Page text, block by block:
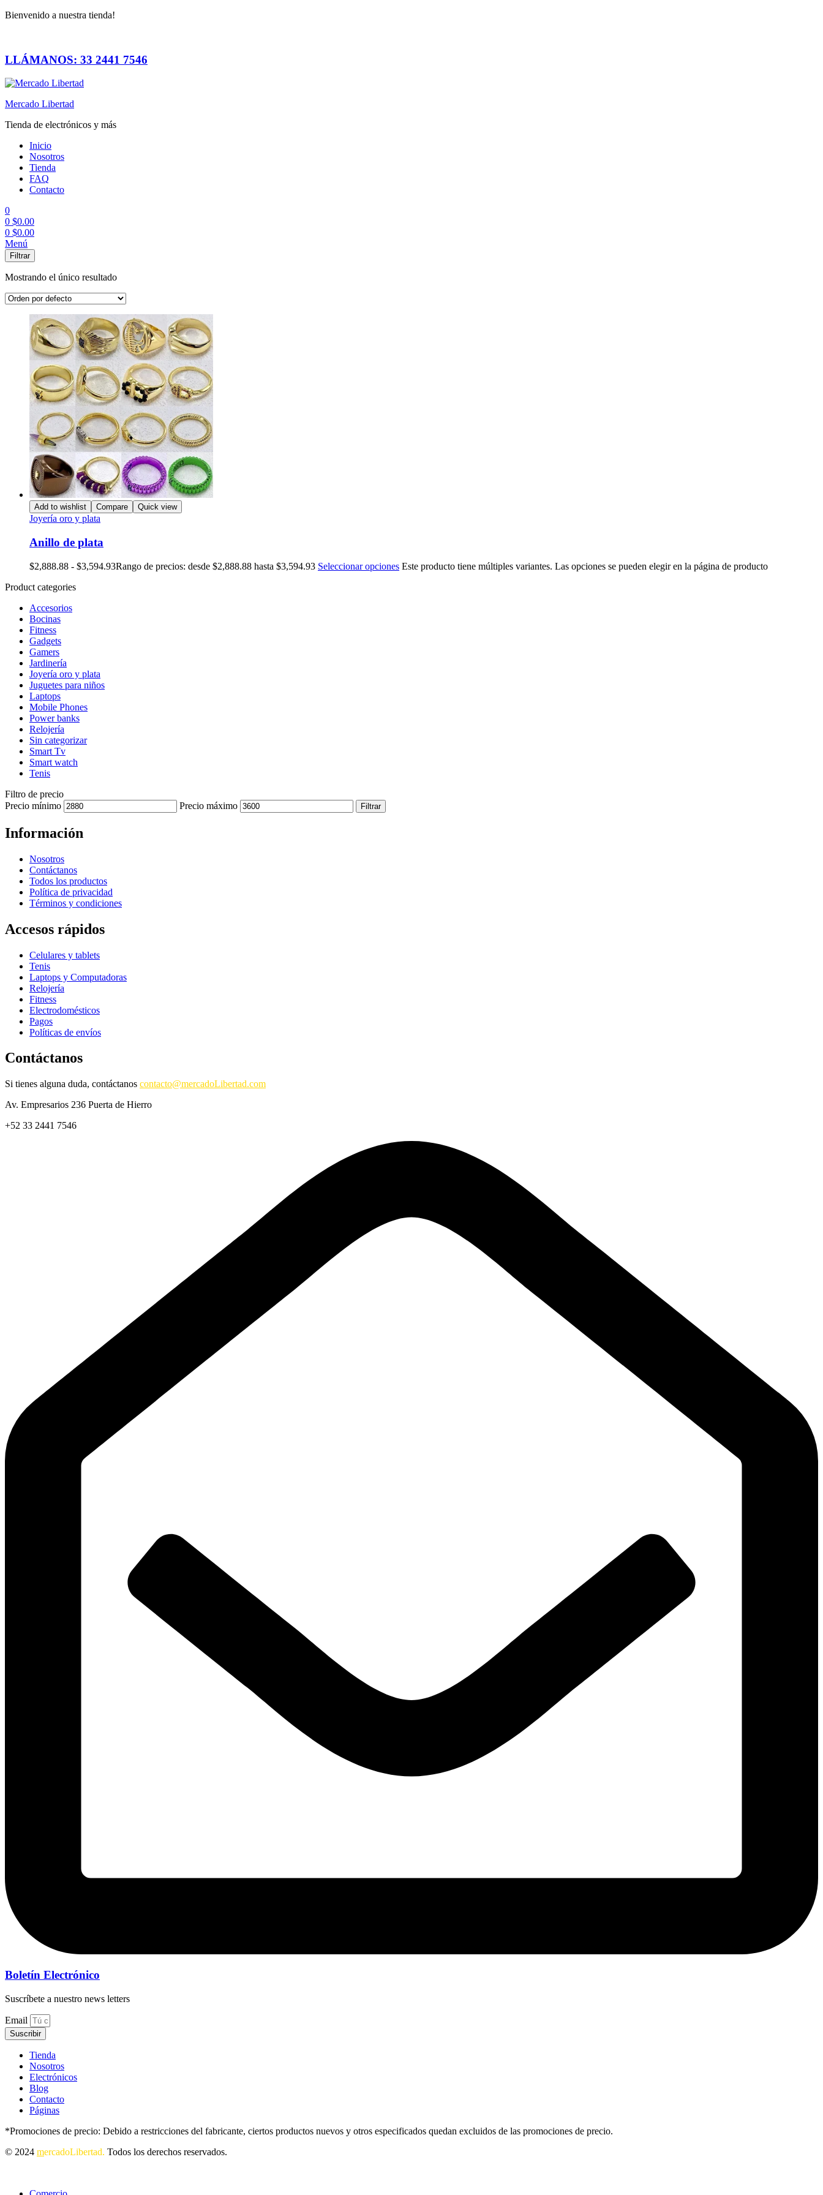
Bienvenido a nuestra tienda!
LLÁMANOS: 33 2441 7546
Mercado Libertad
Tienda de electrónicos y más
Inicio
Nosotros
Tienda
FAQ
Contacto
0
0 $0.00
0 $0.00
Menú
Filtrar
Mostrando el único resultado
Add to wishlist Compare Quick view
Joyería oro y plata
Anillo de plata
$2,888.88 - $3,594.93Rango de precios: desde $2,888.88 hasta $3,594.93 Seleccionar opciones Este producto tiene múltiples variantes. Las opciones se pueden elegir en la página de producto
Product categories
Accesorios
Bocinas
Fitness
Gadgets
Gamers
Jardinería
Joyería oro y plata
Juguetes para niños
Laptops
Mobile Phones
Power banks
Relojería
Sin categorizar
Smart Tv
Smart watch
Tenis
Filtro de precio
Precio mínimo
Precio máximo Filtrar
Información
Nosotros
Contáctanos
Todos los productos
Política de privacidad
Términos y condiciones
Accesos rápidos
Celulares y tablets
Tenis
Laptops y Computadoras
Relojería
Fitness
Electrodomésticos
Pagos
Políticas de envíos
Contáctanos
Si tienes alguna duda, contáctanos contacto@mercadoLibertad.com
Av. Empresarios 236 Puerta de Hierro
+52 33 2441 7546
Boletín Electrónico
Suscríbete a nuestro news letters
Email
Suscribir
Tienda
Nosotros
Electrónicos
Blog
Contacto
Páginas
*Promociones de precio: Debido a restricciones del fabricante, ciertos productos nuevos y otros especificados quedan excluidos de las promociones de precio.
© 2024 mercadoLibertad. Todos los derechos reservados.